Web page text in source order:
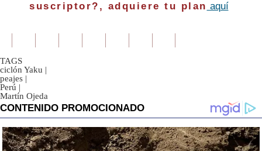
suscriptor?, adquiere tu plan aquí
TAGS
ciclón Yaku |
peajes |
Perú |
Martín Ojeda